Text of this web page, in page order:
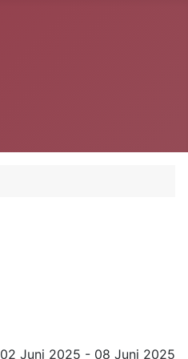
02 Juni 2025 - 08 Juni 2025